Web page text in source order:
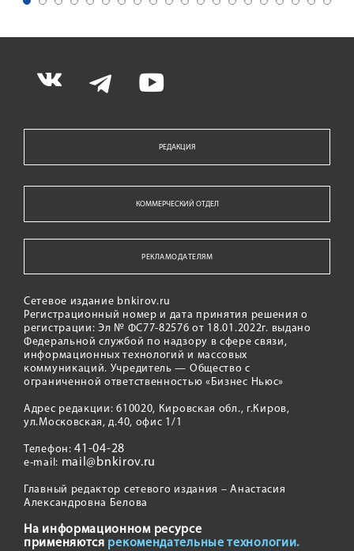
РЕДАКЦИЯ
КОММЕРЧЕСКИЙ ОТДЕЛ
РЕКЛАМОДАТЕЛЯМ
Сетевое издание bnkirov.ru
Регистрационный номер и дата принятия решения о
регистрации: Эл № ФС77-82576 от 18.01.2022г. выдано
Федеральной службой по надзору в сфере связи,
информационных технологий и массовых
коммуникаций. Учредитель — Общество с
ограниченной ответственностью «Бизнес Ньюс»
Адрес редакции: 610020, Кировская обл., г.Киров,
ул.Московская, д.40, офис 1/1
Телефон:41-04-28
e-mail: mail@bnkirov.ru
Главный редактор сетевого издания – Анастасия
Александровна Белова
На информационном ресурсе
применяются рекомендательные технологии.